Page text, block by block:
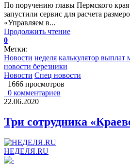
По поручению главы Пермского
запустили сервис для расчета
«Управляем в...
Продолжить чтение
0
Метки:
Новости неделя калькулятор выплат
новости березники
Новости Спец новости
1666 просмотров
0 комментариев
22.06.2020
Три сотрудника
НЕДЕЛЯ.RU